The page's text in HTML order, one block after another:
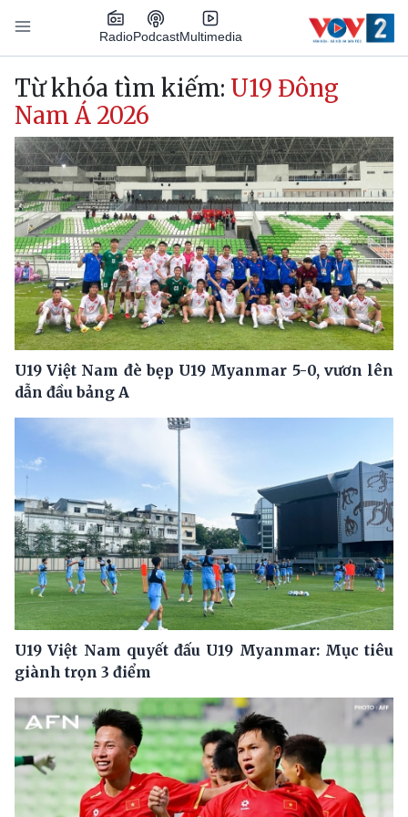
Nhảy đến nội dung
RadioPodcastMultimedia
Main navigation
Từ khóa tìm kiếm: U19 Đông
Nam Á 2026
U19 Việt Nam đè bẹp U19 Myanmar 5-0, vươn lên
dẫn đầu bảng A
U19 Việt Nam quyết đấu U19 Myanmar: Mục tiêu
giành trọn 3 điểm